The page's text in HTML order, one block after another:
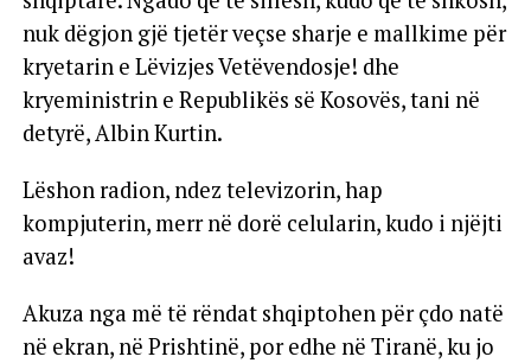
nuk dëgjon gjë tjetër veçse sharje e mallkime për
kryetarin e Lëvizjes Vetëvendosje! dhe
kryeministrin e Republikës së Kosovës, tani në
detyrë, Albin Kurtin.
Lëshon radion, ndez televizorin, hap
kompjuterin, merr në dorë celularin, kudo i njëjti
avaz!
Akuza nga më të rëndat shqiptohen për çdo natë
në ekran, në Prishtinë, por edhe në Tiranë, ku jo